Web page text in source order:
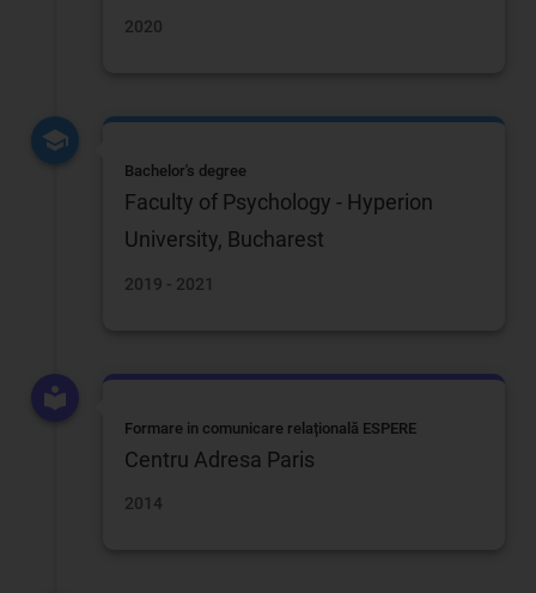
2020
Bachelor's degree
Faculty of Psychology - Hyperion
University, Bucharest
2019 - 2021
Formare in comunicare relațională ESPERE
Centru Adresa Paris
2014